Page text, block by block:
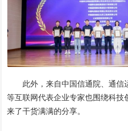
此外，来自中国信通院、通信
等互联网代表企业专家也围绕科技
来了干货满满的分享。